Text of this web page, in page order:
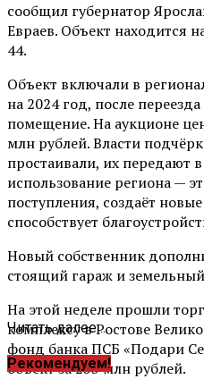
сообщил губернатор
Евраев. Объект находится
44.
Объект включали в
на 2024 год, после
помещение. На аукционе
млн рублей. Власти
простаивали, их передают
использование региона —
поступления, создаёт
способствует
Новый собственник
стоящий гараж и
На этой неделе прошли
комплексу в Ростове
фонд банка ПСБ «Подари
объект за 253 млн рублей.
Читать далее ...
Рекомендуем!